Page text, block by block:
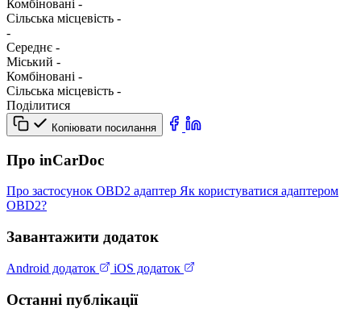
Комбіновані -
Сільська місцевість -
-
Середнє -
Міський -
Комбіновані -
Сільська місцевість -
Поділитися
Копіювати посилання
Про inCarDoc
Про застосунок OBD2 адаптер Як користуватися адаптером
OBD2?
Завантажити додаток
Android додаток iOS додаток
Останні публікації